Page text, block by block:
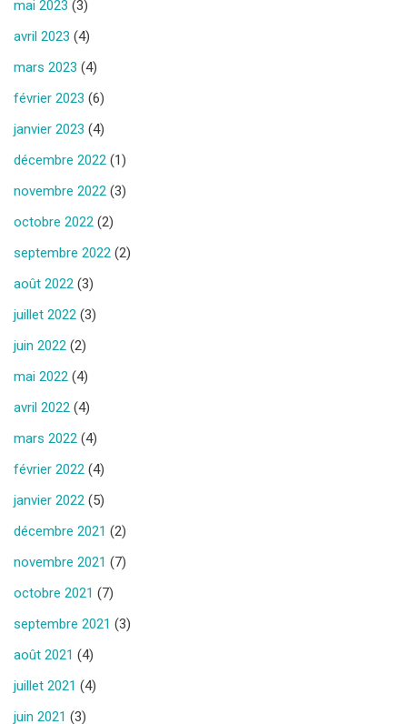
mai 2023 (3)
avril 2023 (4)
mars 2023 (4)
février 2023 (6)
janvier 2023 (4)
décembre 2022 (1)
novembre 2022 (3)
octobre 2022 (2)
septembre 2022 (2)
août 2022 (3)
juillet 2022 (3)
juin 2022 (2)
mai 2022 (4)
avril 2022 (4)
mars 2022 (4)
février 2022 (4)
janvier 2022 (5)
décembre 2021 (2)
novembre 2021 (7)
octobre 2021 (7)
septembre 2021 (3)
août 2021 (4)
juillet 2021 (4)
juin 2021 (3)